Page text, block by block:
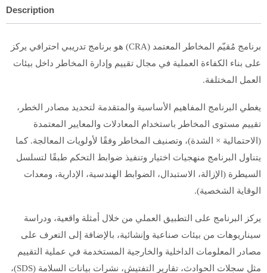
Description
برنامج مُقيّم المخاطر المعتمد (CRA) هو برنامج تدريبي احترافي يركز
على بناء الكفاءة العملية في مجال تقييم وإدارة المخاطر داخل بيئات
العمل المختلفة.
يغطي البرنامج المفاهيم الأساسية والمتقدمة لتحديد مصادر الخطر،
تقييم مستوى المخاطر باستخدام المعادلات والمعايير المعتمدة
(الاحتمالية × الشدة)، وتصنيف المخاطر وفقًا لأولويات المعالجة. كما
يتناول البرنامج منهجيات اختيار وتنفيذ ضوابط التحكم طبقًا لتسلسل
السيطرة (الإزالة، الاستبدال، الضوابط الهندسية، الإدارية، ومعدات
الوقاية الشخصية).
يركز البرنامج على التطبيق العملي من خلال أمثلة واقعية، ودراسة
سيناريوهات من بيئات صناعية وإنشائية، بالإضافة إلى التعرف على
مصادر المعلومات الداخلية والخارجية المستخدمة في عملية التقييم
مثل سجلات الحوادث، تقارير التفتيش، نشرات بيانات السلامة (SDS)،